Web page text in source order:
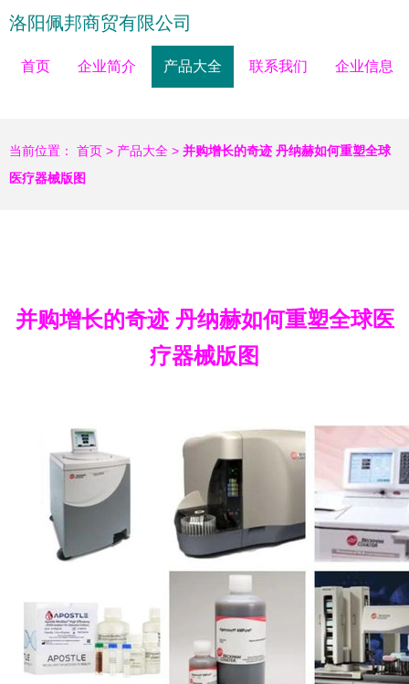
洛阳佩邦商贸有限公司
首页 企业简介 产品大全 联系我们 企业信息
当前位置： 首页 > 产品大全 > 并购增长的奇迹 丹纳赫如何重塑全球
医疗器械版图
并购增长的奇迹 丹纳赫如何重塑全球医
疗器械版图